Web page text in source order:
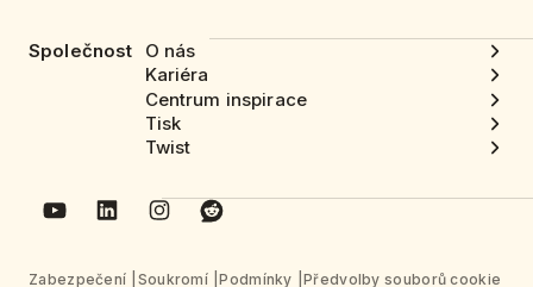
Společnost
O nás
Kariéra
Centrum inspirace
Tisk
Twist
Zabezpečení Soukromí Podmínky
Předvolby souborů cookie